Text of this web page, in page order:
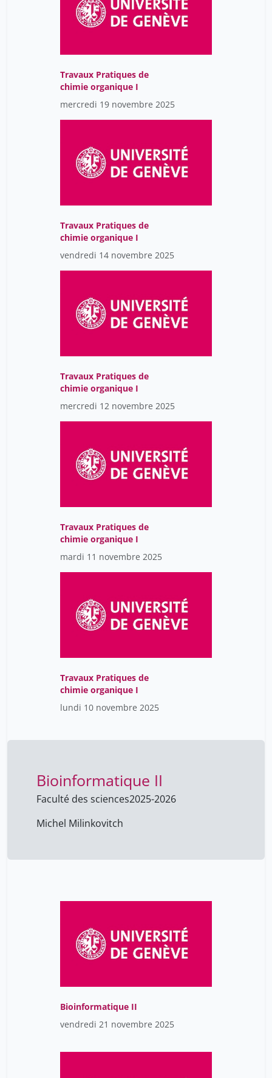
Travaux Pratiques de
chimie organique I
mercredi 19 novembre 2025
Travaux Pratiques de
chimie organique I
vendredi 14 novembre 2025
Travaux Pratiques de
chimie organique I
mercredi 12 novembre 2025
Travaux Pratiques de
chimie organique I
mardi 11 novembre 2025
Travaux Pratiques de
chimie organique I
lundi 10 novembre 2025
Bioinformatique II
Faculté des sciences2025-2026
Michel Milinkovitch
Bioinformatique II
vendredi 21 novembre 2025